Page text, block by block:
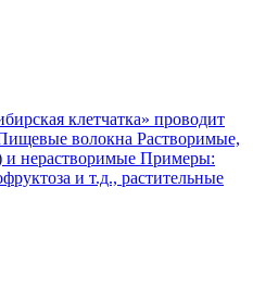
клетчатка» проводит
волокна Растворимые,
и нерастворимые Примеры:
и т.д., растительные